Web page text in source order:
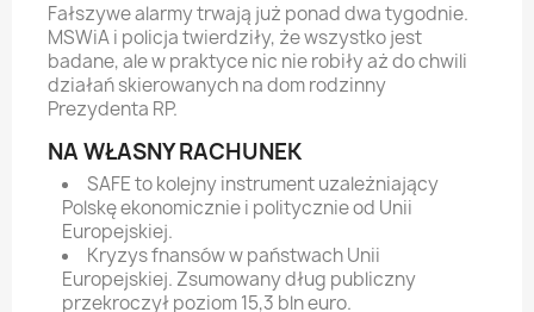
Fałszywe alarmy trwają już ponad dwa tygodnie.
MSWiA i policja twierdziły, że wszystko jest
badane, ale w praktyce nic nie robiły aż do chwili
działań skierowanych na dom rodzinny
Prezydenta RP.
NA WŁASNY RACHUNEK
SAFE to kolejny instrument uzależniający
Polskę ekonomicznie i politycznie od Unii
Europejskiej.
Kryzys fnansów w państwach Unii
Europejskiej. Zsumowany dług publiczny
przekroczył poziom 15,3 bln euro.